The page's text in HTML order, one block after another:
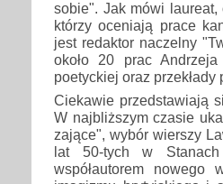
sobie". Jak mówi
którzy oceniają prace
jest redaktor naczelny
około 20 prac
poetyckiej oraz
Ciekawie przedstawiają
W najbliższym czasie
zające", wybór wierszy
lat 50-tych w Stanach
współautorem nowego